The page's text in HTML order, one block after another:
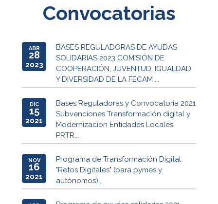
Convocatorias
ABR
28
2023
BASES REGULADORAS DE AYUDAS
SOLIDARIAS 2023 COMISIÓN DE
COOPERACIÓN, JUVENTUD, IGUALDAD
Y DIVERSIDAD DE LA FECAM ...
DIC
15
2021
Bases Reguladoras y Convocatoria 2021
Subvenciones Transformación digital y
Modernización Entidades Locales
PRTR...
NOV
16
2021
Programa de Transformación Digital
"Retos Digitales" (para pymes y
autónomos)...